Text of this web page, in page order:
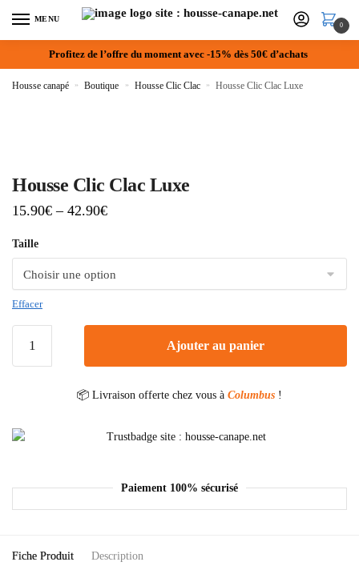
MENU
0
Profitez de l’offre du moment avec -15% dès 50€ d’achats
Housse canapé » Boutique » Housse Clic Clac » Housse Clic Clac Luxe
Housse Clic Clac Luxe
15.90€ – 42.90€
Taille
Effacer
Ajouter au panier
📦 Livraison offerte chez vous à Columbus !
Paiement 100% sécurisé
Fiche Produit Description